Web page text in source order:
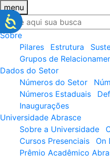
menu
Sobre
Pilares
Estrutura
Grupos de
Dados do Setor
Números do Setor
Números Estaduais
Inaugurações
Universidade Abrasce
Sobre a Universidade
Cursos Presenciais
On
Prêmio Acadêmico